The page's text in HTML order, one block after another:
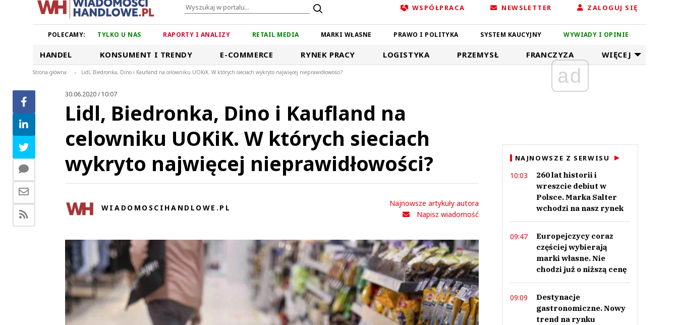
WSPÓŁPRACA NEWSLETTER ZALOGUJ SIĘ
POLECAMY: TYLKO U NAS RAPORTY I ANALIZY RETAIL MEDIA MARKI WŁASNE PRAWO I POLITYKA SYSTEM KAUCYJNY WYWIADY I OPINIE
HANDEL KONSUMENT I TRENDY E-COMMERCE RYNEK PRACY LOGISTYKA PRZEMYSŁ FRANCZYZA WIĘCEJ
Strona główna > Lidl, Biedronka, Dino i Kaufland na celowniku UOKiK. W których sieciach wykryto najwięcej nieprawidłowości?
30.06.2020 / 10:07
Lidl, Biedronka, Dino i Kaufland na
celowniku UOKiK. W których sieciach
wykryto najwięcej nieprawidłowości?
WIADOMOSCIHANDLOWE.PL
Najnowsze artykuły autora
Napisz wiadomość
ad
NAJNOWSZE Z SERWISU
10:03
260 lat historii i
wreszcie debiut w
Polsce. Marka Salter
wchodzi na nasz rynek
09:47
Europejczycy coraz
częściej wybierają
marki własne. Nie
chodzi już o niższą cenę
09:09
Destynacje
gastronomiczne. Nowy
trend na rynku